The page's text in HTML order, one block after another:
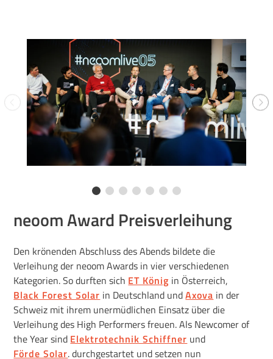
neoom Award Preisverleihung
Den krönenden Abschluss des Abends bildete die
Verleihung der neoom Awards in vier verschiedenen
Kategorien. So durften sich ET König in Österreich,
Black Forest Solar in Deutschland undAxova in der
Schweiz mit ihrem unermüdlichen Einsatz über die
Verleihung des High Performers freuen. Als Newcomer of
the Year sind Elektrotechnik Schiffner und
Förde Solar. durchgestartet und setzen nun